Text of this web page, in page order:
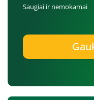
Saugiai ir nemokamai